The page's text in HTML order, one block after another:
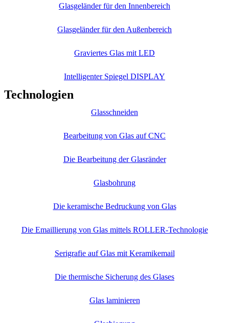
Glasgeländer für den Innenbereich
Glasgeländer für den Außenbereich
Graviertes Glas mit LED
Intelligenter Spiegel DISPLAY
Technologien
Glasschneiden
Bearbeitung von Glas auf CNC
Die Bearbeitung der Glasränder
Glasbohrung
Die keramische Bedruckung von Glas
Die Emaillierung von Glas mittels ROLLER-Technologie
Serigrafie auf Glas mit Keramikemail
Die thermische Sicherung des Glases
Glas laminieren